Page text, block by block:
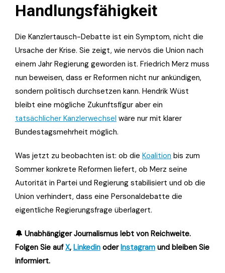
Handlungsfähigkeit
Die Kanzlertausch-Debatte ist ein Symptom, nicht die
Ursache der Krise. Sie zeigt, wie nervös die Union nach
einem Jahr Regierung geworden ist. Friedrich Merz muss
nun beweisen, dass er Reformen nicht nur ankündigen,
sondern politisch durchsetzen kann. Hendrik Wüst
bleibt eine mögliche Zukunftsfigur aber ein
tatsächlicher Kanzlerwechsel wäre nur mit klarer
Bundestagsmehrheit möglich.
Was jetzt zu beobachten ist: ob die Koalition bis zum
Sommer konkrete Reformen liefert, ob Merz seine
Autorität in Partei und Regierung stabilisiert und ob die
Union verhindert, dass eine Personaldebatte die
eigentliche Regierungsfrage überlagert.
🔔 Unabhängiger Journalismus lebt von Reichweite.
Folgen Sie aufX, Linkedin oderInstagram und bleiben Sie
informiert.